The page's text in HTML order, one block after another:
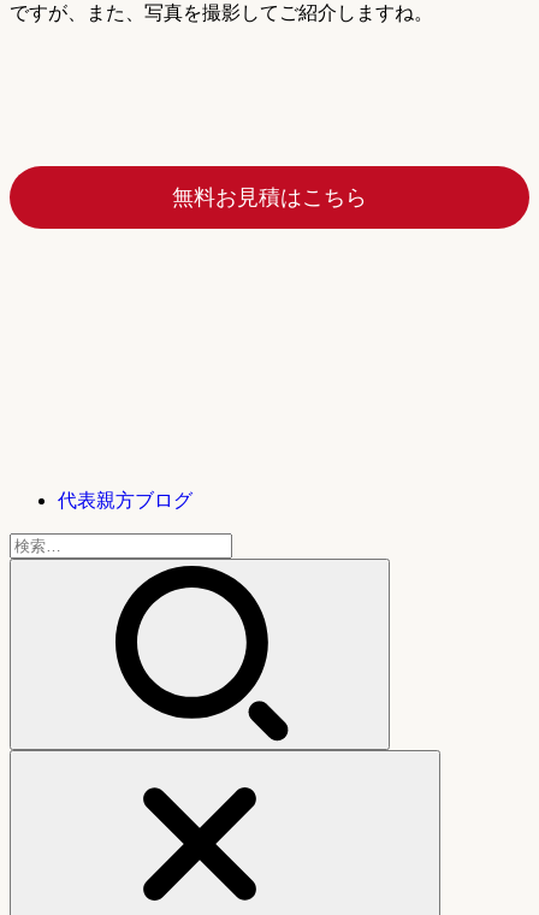
ですが、また、写真を撮影してご紹介しますね。
無料お見積はこちら
代表親方ブログ
検
索: